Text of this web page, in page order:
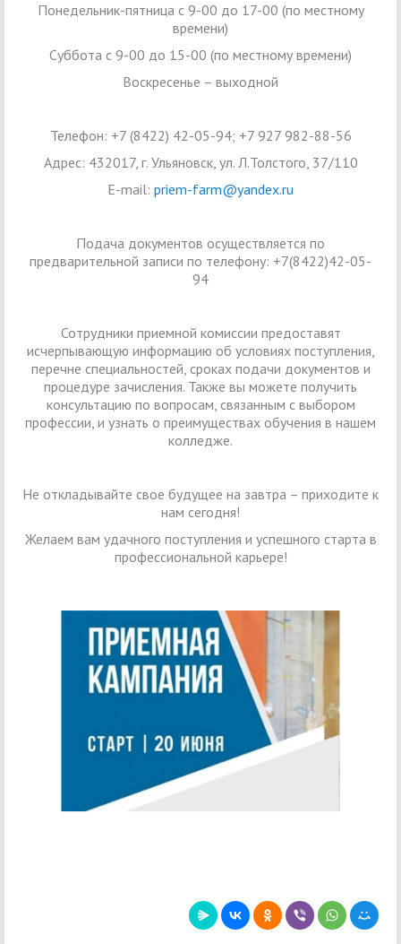
Понедельник-пятница с 9-00 до 17-00 (по местному
времени)
Суббота с 9-00 до 15-00 (по местному времени)
Воскресенье – выходной
Телефон: +7 (8422) 42-05-94; +7 927 982-88-56
Адрес: 432017, г. Ульяновск, ул. Л.Толстого, 37/110
E-mail: priem-farm@yandex.ru
Подача документов осуществляется по
предварительной записи по телефону: +7(8422)42-05-
94
Сотрудники приемной комиссии предоставят
исчерпывающую информацию об условиях поступления,
перечне специальностей, сроках подачи документов и
процедуре зачисления. Также вы можете получить
консультацию по вопросам, связанным с выбором
профессии, и узнать о преимуществах обучения в нашем
колледже.
Не откладывайте свое будущее на завтра – приходите к
нам сегодня!
Желаем вам удачного поступления и успешного старта в
профессиональной карьере!